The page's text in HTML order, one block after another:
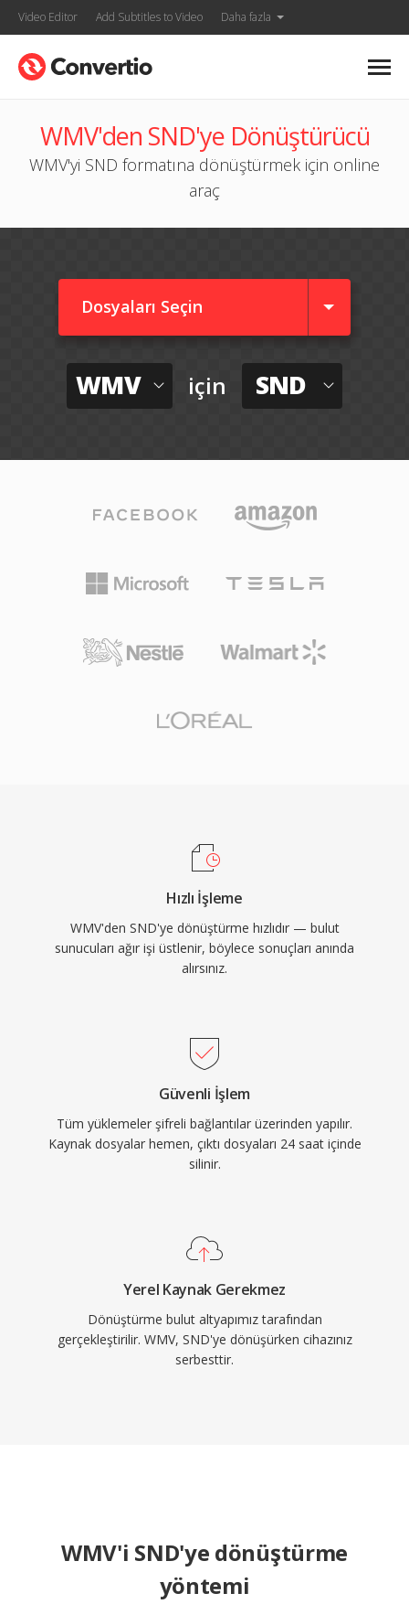
Video Editor Add Subtitles to Video Daha fazla
WMV'den SND'ye Dönüştürücü
WMV'yi SND formatına dönüştürmek için online
araç
Dosyaları Seçin
WMV için SND
Hızlı İşleme
WMV'den SND'ye dönüştürme hızlıdır — bulut
sunucuları ağır işi üstlenir, böylece sonuçları anında
alırsınız.
Güvenli İşlem
Tüm yüklemeler şifreli bağlantılar üzerinden yapılır.
Kaynak dosyalar hemen, çıktı dosyaları 24 saat içinde
silinir.
Yerel Kaynak Gerekmez
Dönüştürme bulut altyapımız tarafından
gerçekleştirilir. WMV, SND'ye dönüşürken cihazınız
serbesttir.
WMV'i SND'ye dönüştürme
yöntemi